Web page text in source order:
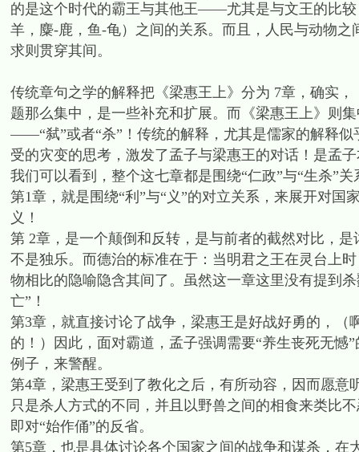
的是这个时代的霸王与其他王——尤其是与文王的比
羊，麋-鹿，鱼-龟）之间的关系。而且，人民与动物
求则贯穿其间。
传统章句之学的解释把《梁惠王上》分为 7章，确实
题那么集中，是一些补充和扩展。而《梁惠王上》则
——“弑”或者“杀”！传统的解释，尤其是儒家的解释
受的灾变的思考，激发了孟子与梁惠王的对话！是孟
我们可以看到，整个这七章都是围绕“仁政”与“生杀”
第1章，就是围绕“利”与“义”的对立关系，来展开对
义！
第 2章，是一个颠倒和反转，是与前者的截然对比，
不是独乐。而德治的标准在于：当明君之王在灵台上
物相比的隐喻隐含其间了。虽然这一章这里没有提到
亡”！
第3章，就直接讨论了战争，梁惠王是好战好勇的，
的！）因此，面对霸道，孟子强调需要“养生丧死无
例子，来警醒。
第4章，梁惠王受到了教化之后，有所动容，因而愿意
只是杀人方式的不同，并且以野兽之间的相食来类比
即对“始作俑”的反省。
第5章，也是具体讨论各个国家之间的战争和谋杀，